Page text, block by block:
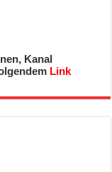
Kanal
Link